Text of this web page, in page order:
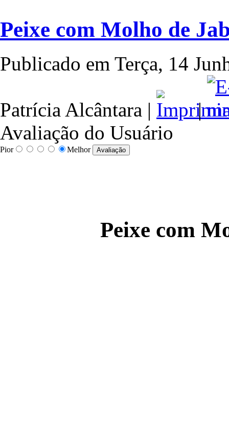
Peixe com Molho de
Publicado em Terça, 14
Patrícia Alcântara |
|
Avaliação do Usuário
Pior Melhor
Peixe com